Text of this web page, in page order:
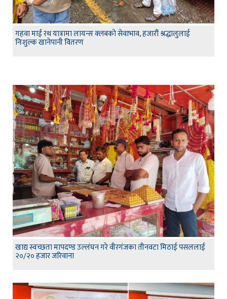
गहवा माई रथ यात्रामा लायन्स क्लबको सेवाभाव, हजारौं श्रद्धालुलाई
निःशुल्क खानेपानी वितरण
खाद्य स्वच्छता मापदण्ड उल्लंघन गरे वीरगंजका तीनवटा मिठाई पसललाई
२०/२० हजार जरिवाना